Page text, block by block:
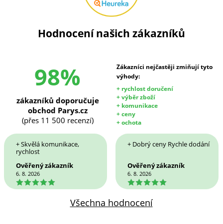
Hodnocení našich zákazníků
98%
Zákazníci nejčastěji zmiňují tyto
výhody:
+ rychlost doručení
+ výběr zboží
+ komunikace
+ ceny
+ ochota
zákazníků doporučuje
obchod Parys.cz
(přes 11 500 recenzí)
+ Skvělá komunikace,
rychlost
Ověřený zákazník
6. 8. 2026
5
+ Dobrý ceny Rychle dodání
Ověřený zákazník
6. 8. 2026
5
Všechna hodnocení